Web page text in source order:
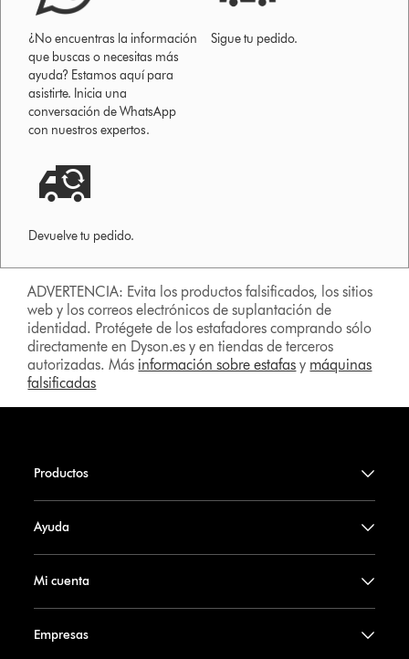
¿No encuentras la información
que buscas o necesitas más
ayuda? Estamos aquí para
asistirte. Inicia una
conversación de WhatsApp
con nuestros expertos.
Sigue tu pedido.
Devuelve tu pedido.
ADVERTENCIA: Evita los productos falsificados, los sitios
web y los correos electrónicos de suplantación de
identidad. Protégete de los estafadores comprando sólo
directamente en Dyson.es y en tiendas de terceros
autorizadas. Más información sobre estafas y máquinas
falsificadas
Productos
Ayuda
Mi cuenta
Empresas